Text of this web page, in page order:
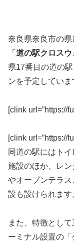
奈良県奈良市の
「 道の駅クロス
県17番目の道の
ンを予定していま
[clink url=”https://
[clink url=”https://
同道の駅にはト
施設のほか、レ
やオープンテラ
設も設けられます
また、特徴とし
ーミナル設置の